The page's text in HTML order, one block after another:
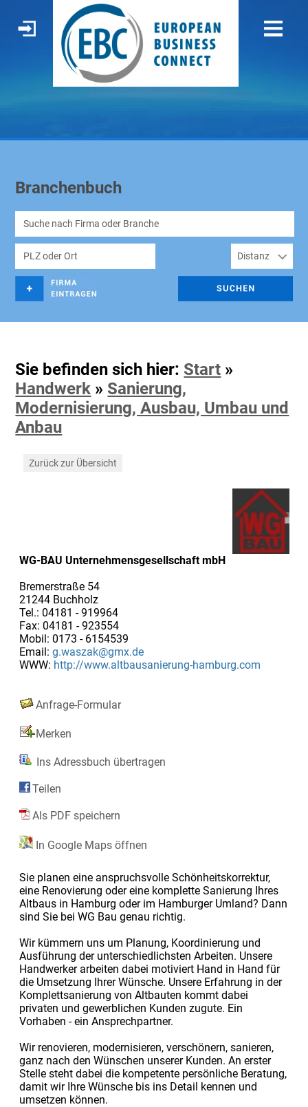
Branchenbuch
Sie befinden sich hier: Start »
Handwerk » Sanierung,
Modernisierung, Ausbau, Umbau und
Anbau
Zurück zur Übersicht
WG-BAU Unternehmensgesellschaft mbH
Bremerstraße 54
21244 Buchholz
Tel.: 04181 - 919964
Fax: 04181 - 923554
Mobil: 0173 - 6154539
Email: g.waszak@gmx.de
WWW: http://www.altbausanierung-hamburg.com
Anfrage-Formular
Merken
Ins Adressbuch übertragen
Teilen
Als PDF speichern
In Google Maps öffnen
Sie planen eine anspruchsvolle Schönheitskorrektur,
eine Renovierung oder eine komplette Sanierung Ihres
Altbaus in Hamburg oder im Hamburger Umland? Dann
sind Sie bei WG Bau genau richtig.
Wir kümmern uns um Planung, Koordinierung und
Ausführung der unterschiedlichsten Arbeiten. Unsere
Handwerker arbeiten dabei motiviert Hand in Hand für
die Umsetzung Ihrer Wünsche. Unsere Erfahrung in der
Komplettsanierung von Altbauten kommt dabei
privaten und gewerblichen Kunden zugute. Ein
Vorhaben - ein Ansprechpartner.
Wir renovieren, modernisieren, verschönern, sanieren,
ganz nach den Wünschen unserer Kunden. An erster
Stelle steht dabei die kompetente persönliche Beratung,
damit wir Ihre Wünsche bis ins Detail kennen und
umsetzen können.